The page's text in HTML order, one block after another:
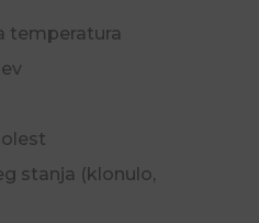
temperatura
stanja (klonulo,